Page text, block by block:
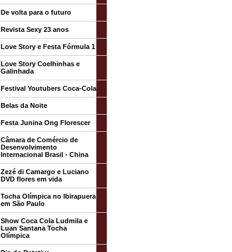
De volta para o futuro
Revista Sexy 23 anos
Love Story e Festa Fórmula 1
Love Story Coelhinhas e
Galinhada
Festival Youtubers Coca-Cola
Belas da Noite
Festa Junina Ong Florescer
Câmara de Comércio de
Desenvolvimento
Internacional Brasil - China
Zezé di Camargo e Luciano
DVD flores em vida
Tocha Olímpica no Ibirapuera
em São Paulo
Show Coca Cola Ludmila e
Luan Santana Tocha
Olímpica